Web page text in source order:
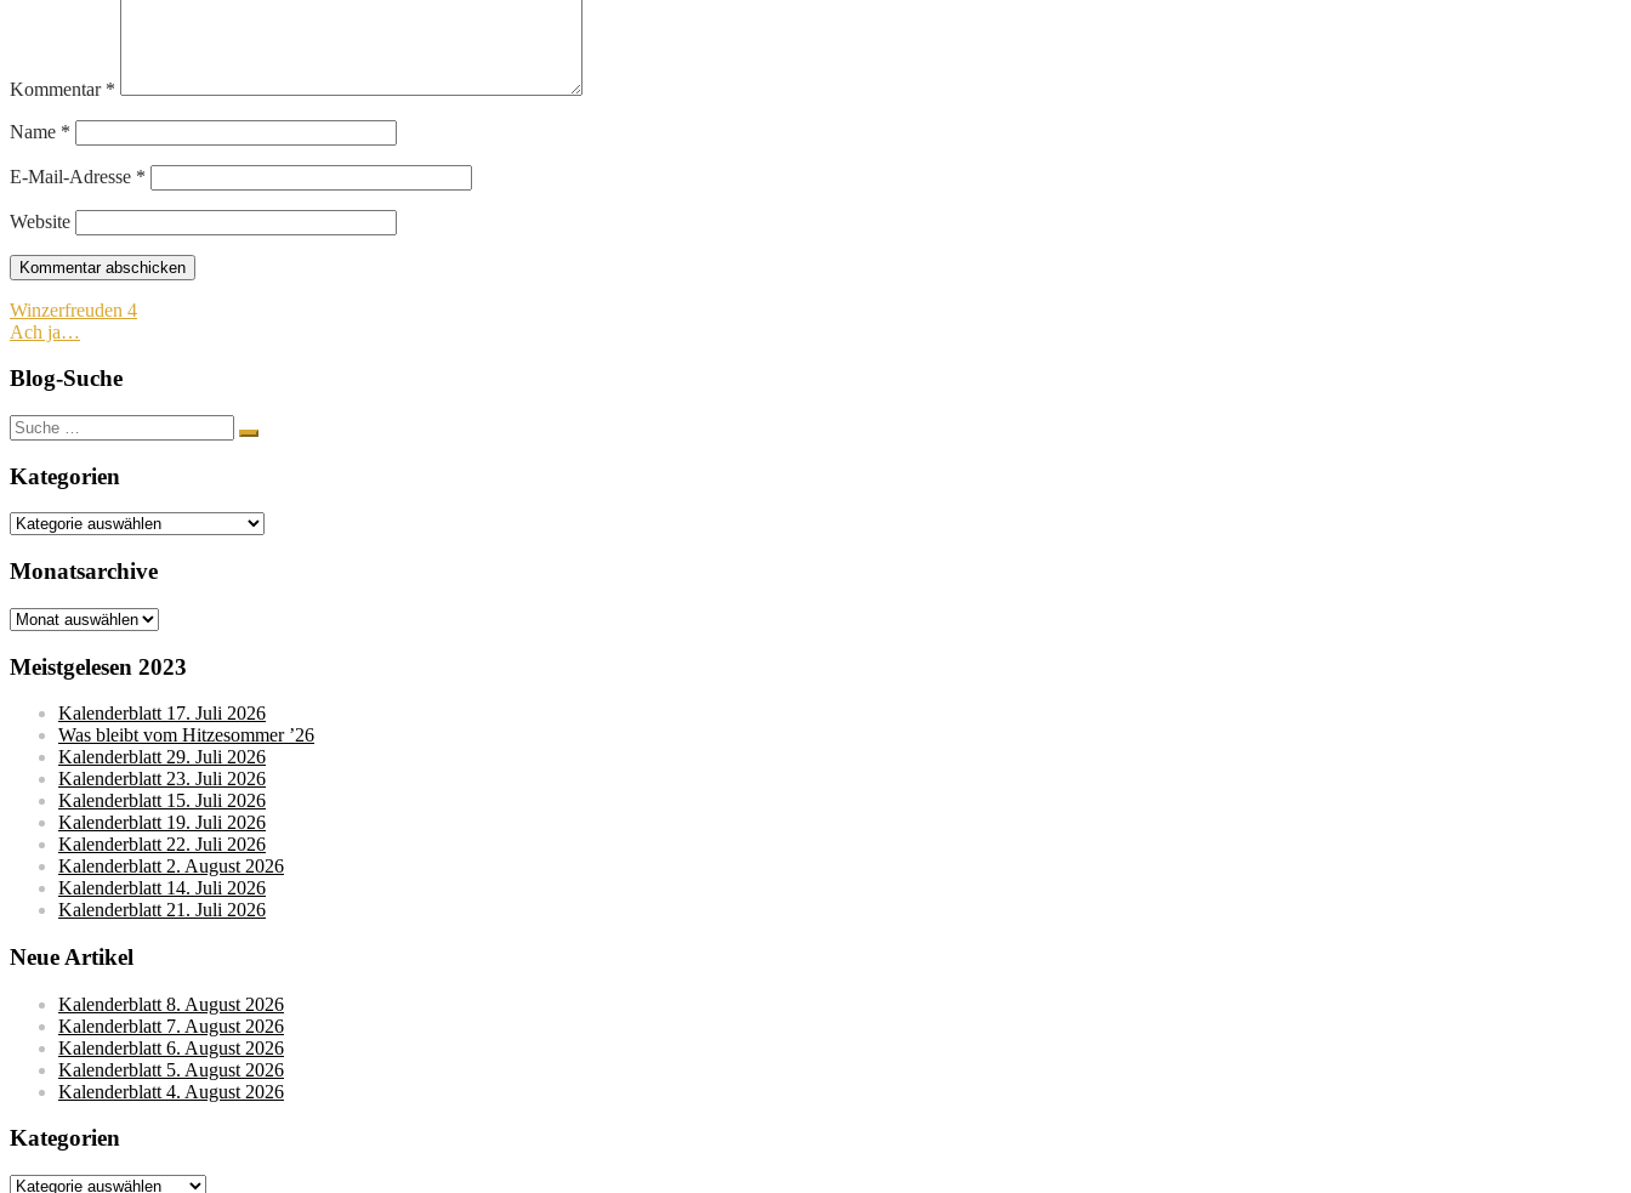
Kommentar *
Name *
E-Mail-Adresse *
Website
Beitragsnavigation
Winzerfreuden 4
Ach ja…
Blog-Suche
Suche
nach:
Kategorien
Kategorien
Monatsarchive
Monatsarchive
Meistgelesen 2023
Kalenderblatt 17. Juli 2026
Was bleibt vom Hitzesommer ’26
Kalenderblatt 29. Juli 2026
Kalenderblatt 23. Juli 2026
Kalenderblatt 15. Juli 2026
Kalenderblatt 19. Juli 2026
Kalenderblatt 22. Juli 2026
Kalenderblatt 2. August 2026
Kalenderblatt 14. Juli 2026
Kalenderblatt 21. Juli 2026
Neue Artikel
Kalenderblatt 8. August 2026
Kalenderblatt 7. August 2026
Kalenderblatt 6. August 2026
Kalenderblatt 5. August 2026
Kalenderblatt 4. August 2026
Kategorien
Kategorien